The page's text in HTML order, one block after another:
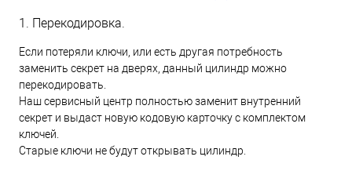
1. Перекодировка.
Если потеряли ключи, или есть другая потребность
заменить секрет на дверях, данный цилиндр можно
перекодировать.
Наш сервисный центр полностью заменит внутренний
секрет и выдаст новую кодовую карточку с комплектом
ключей.
Старые ключи не будут открывать цилиндр.